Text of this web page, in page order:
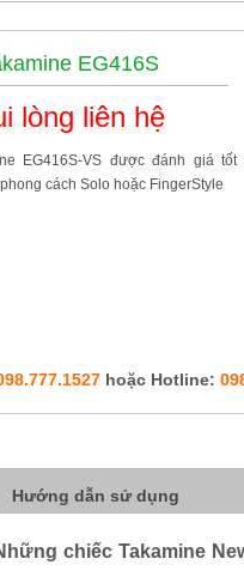
EG416S
lòng liên hệ
EG416S-VS được đánh giá tốt
cách Solo hoặc FingerStyle
hoặc Hotline:
Hướng dẫn sử dụng
chiếc Takamine